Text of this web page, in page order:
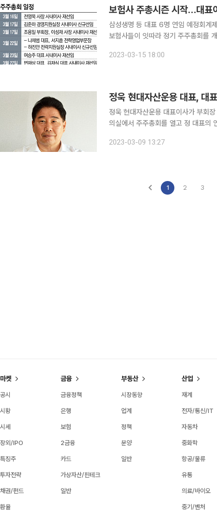
보험사 주총시즌 시작…대표
삼성생명 등 대표 6명 연임 예정회계제도 변경에 변동성 커
보험사들이 잇따라 정기 주주총회를
들이 최고경영자(CEO) 연임 안건을
2023-03-15 18:00
정욱 현대자산운용 대표, 대
정욱 현대자산운용 대표이사가 부회장 승진과 함께 연임됐
의실에서 주주총회를 열고 정 대표의
동산신탁(현 교보자산신탁), 국제자
2023-03-09 13:27
1 2 3
마켓
공시
시황
시세
장외/IPO
특징주
투자전략
채권/펀드
환율
금융
금융정책
은행
보험
2금융
카드
가상자산/핀테크
일반
부동산
시장동향
업계
정책
분양
일반
산업
재계
전자/통신/IT
자동차
중화학
항공/물류
유통
의료/바이오
중기/벤처